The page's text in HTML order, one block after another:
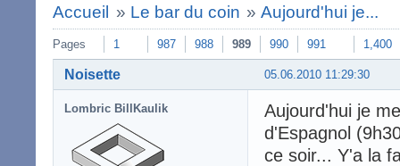
Accueil » Le bar du coin »Aujourd'hui je...
Pages 1 987 988 989 990 991 1,400
05.06.2010 11:29:30
Noisette
Lombric BillKaulik
Aujourd'hui je
d'Espagnol
ce soir... Y'a la